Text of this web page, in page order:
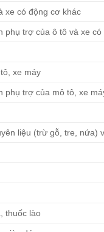
xe có động cơ khác
phụ trợ của ô tô và xe
xe máy
phụ trợ của mô tô, xe
liệu (trừ gỗ, tre, nứa)
thuốc lào